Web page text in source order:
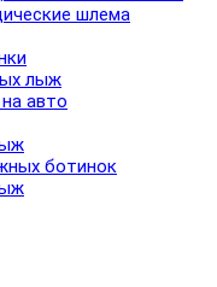
шлема
лыж
авто
ботинок